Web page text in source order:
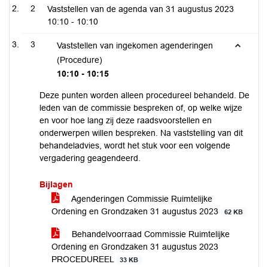
2
Vaststellen van de agenda van 31 augustus 2023
10:10 - 10:10
3
Vaststellen van ingekomen agenderingen
(Procedure)
10:10 - 10:15
Deze punten worden alleen procedureel behandeld. De
leden van de commissie bespreken of, op welke wijze
en voor hoe lang zij deze raadsvoorstellen en
onderwerpen willen bespreken. Na vaststelling van dit
behandeladvies, wordt het stuk voor een volgende
vergadering geagendeerd.
Bijlagen
Agenderingen Commissie Ruimtelijke
Ordening en Grondzaken 31 augustus 2023
62 KB
Behandelvoorraad Commissie Ruimtelijke
Ordening en Grondzaken 31 augustus 2023
PROCEDUREEL
33 KB